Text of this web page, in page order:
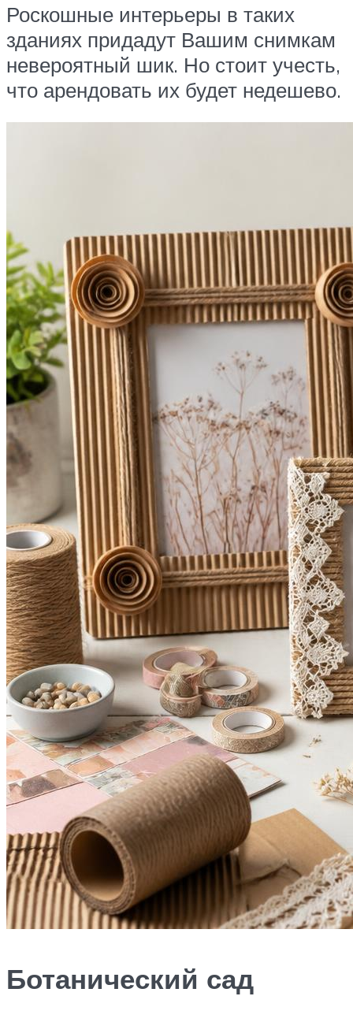
Роскошные интерьеры в таких
зданиях придадут Вашим снимкам
невероятный шик. Но стоит учесть,
что арендовать их будет недешево.
Ботанический сад